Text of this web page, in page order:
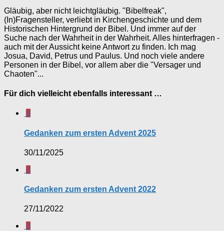
Gläubig, aber nicht leichtgläubig. "Bibelfreak",
(In)Fragensteller, verliebt in Kirchengeschichte und dem
Historischen Hintergrund der Bibel. Und immer auf der
Suche nach der Wahrheit in der Wahrheit. Alles hinterfragen -
auch mit der Aussicht keine Antwort zu finden. Ich mag
Josua, David, Petrus und Paulus. Und noch viele andere
Personen in der Bibel, vor allem aber die "Versager und
Chaoten"...
Für dich vielleicht ebenfalls interessant …
0
Gedanken zum ersten Advent 2025
30/11/2025
0
Gedanken zum ersten Advent 2022
27/11/2022
0